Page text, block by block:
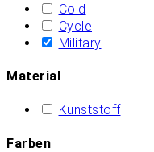
Cold
Cycle
Military
Material
Kunststoff
Farben